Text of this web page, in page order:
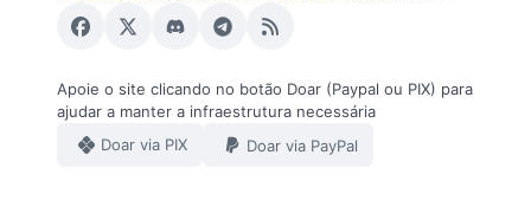
Apoie o site clicando no botão Doar (Paypal ou PIX) para
ajudar a manter a infraestrutura necessária
Doar via PIX
Doar via PayPal